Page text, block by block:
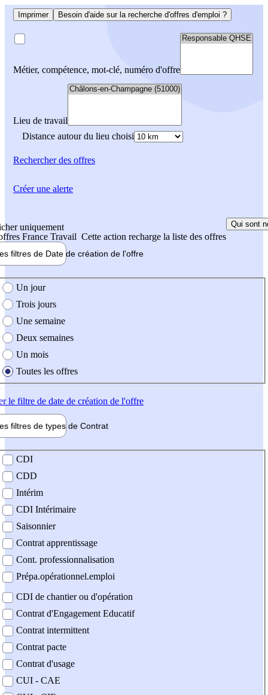
Imprimer Besoin d'aide sur la recherche d'offres d'emploi ?
Métier, compétence, mot-clé, numéro d'offre
Lieu de travail
Distance autour du lieu choisi
Rechercherdes offres
uniquement
France Travail Cette action recharge la liste des offres
Qui sont
filtres de Date de création de l'offre
création de l'offre
Un jour
Trois jours
Une semaine
Deux semaines
Un mois
Toutes les offres
le filtre de date de création de l'offre
filtres de types de Contrat
contrat
CDI
CDD
Intérim
CDI Intérimaire
Saisonnier
Contrat apprentissage
Cont. professionnalisation
Prépa.opérationnel.emploi
CDI de chantier ou d'opération
Contrat d'Engagement Educatif
Contrat intermittent
Contrat pacte
Contrat d'usage
CUI - CAE
Créer une alerte